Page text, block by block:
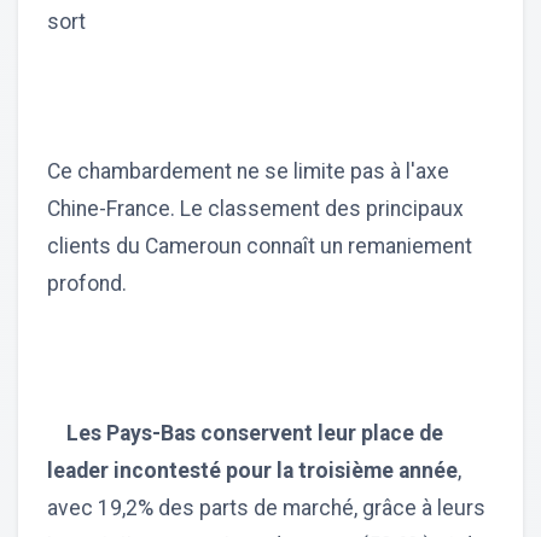
sort
Ce chambardement ne se limite pas à l'axe
Chine-France. Le classement des principaux
clients du Cameroun connaît un remaniement
profond.
Les Pays-Bas conservent leur place de
leader incontesté pour la troisième année,
avec 19,2% des parts de marché, grâce à leurs